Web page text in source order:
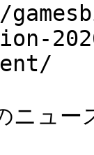
ュー